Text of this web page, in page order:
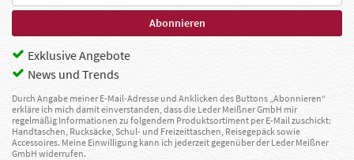
Exklusive Angebote
News und Trends
Durch Angabe meiner E-Mail-Adresse und Anklicken des Buttons „Abonnieren“
erkläre ich mich damit einverstanden, dass die Leder Meißner GmbH mir
regelmäßig Informationen zu folgendem Produktsortiment per E-Mail zuschickt:
Handtaschen, Rucksäcke, Schul- und Freizeittaschen, Reisegepäck sowie
Accessoires. Meine Einwilligung kann ich jederzeit gegenüber der Leder Meißner
GmbH widerrufen.